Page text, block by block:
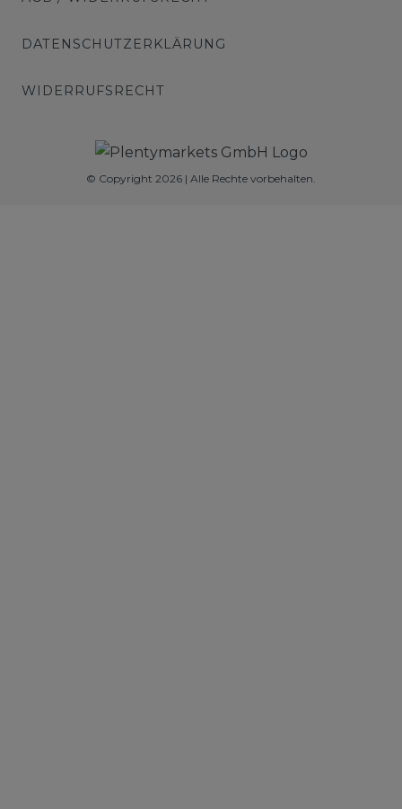
DATENSCHUTZERKLÄRUNG
WIDERRUFSRECHT
© Copyright 2026 | Alle Rechte vorbehalten.